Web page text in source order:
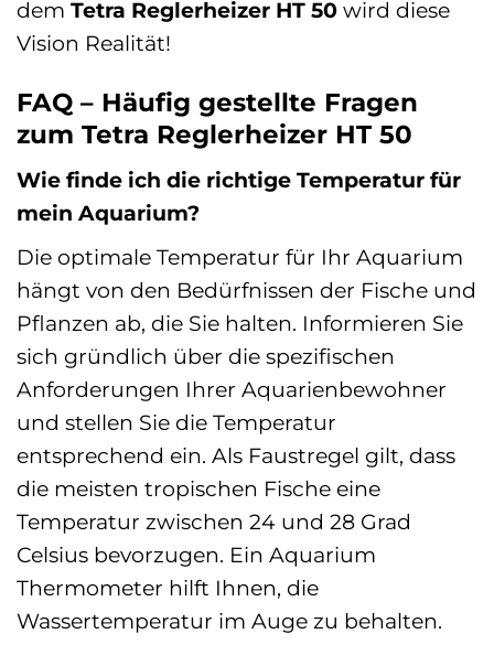
dem Tetra Reglerheizer HT 50 wird diese
Vision Realität!
FAQ – Häufig gestellte Fragen
zum Tetra Reglerheizer HT 50
Wie finde ich die richtige Temperatur für
mein Aquarium?
Die optimale Temperatur für Ihr Aquarium
hängt von den Bedürfnissen der Fische und
Pflanzen ab, die Sie halten. Informieren Sie
sich gründlich über die spezifischen
Anforderungen Ihrer Aquarienbewohner
und stellen Sie die Temperatur
entsprechend ein. Als Faustregel gilt, dass
die meisten tropischen Fische eine
Temperatur zwischen 24 und 28 Grad
Celsius bevorzugen. Ein Aquarium
Thermometer hilft Ihnen, die
Wassertemperatur im Auge zu behalten.